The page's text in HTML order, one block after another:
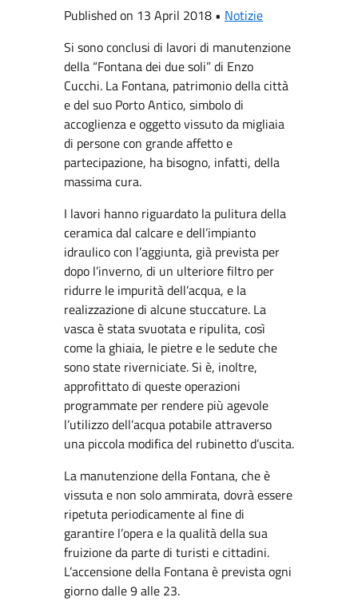
Published on 13 April 2018 • Notizie
Si sono conclusi di lavori di manutenzione
della “Fontana dei due soli” di Enzo
Cucchi. La Fontana, patrimonio della città
e del suo Porto Antico, simbolo di
accoglienza e oggetto vissuto da migliaia
di persone con grande affetto e
partecipazione, ha bisogno, infatti, della
massima cura.
I lavori hanno riguardato la pulitura della
ceramica dal calcare e dell’impianto
idraulico con l’aggiunta, già prevista per
dopo l’inverno, di un ulteriore filtro per
ridurre le impurità dell’acqua, e la
realizzazione di alcune stuccature. La
vasca è stata svuotata e ripulita, così
come la ghiaia, le pietre e le sedute che
sono state riverniciate. Si è, inoltre,
approfittato di queste operazioni
programmate per rendere più agevole
l’utilizzo dell’acqua potabile attraverso
una piccola modifica del rubinetto d’uscita.
La manutenzione della Fontana, che è
vissuta e non solo ammirata, dovrà essere
ripetuta periodicamente al fine di
garantire l’opera e la qualità della sua
fruizione da parte di turisti e cittadini.
L’accensione della Fontana è prevista ogni
giorno dalle 9 alle 23.